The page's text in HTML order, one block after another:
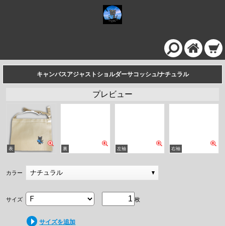
キャンバスアジャストショルダーサコッシュ/ナチュラル
プレビュー
カラー ナチュラル
枚
サイズ
サイズを追加